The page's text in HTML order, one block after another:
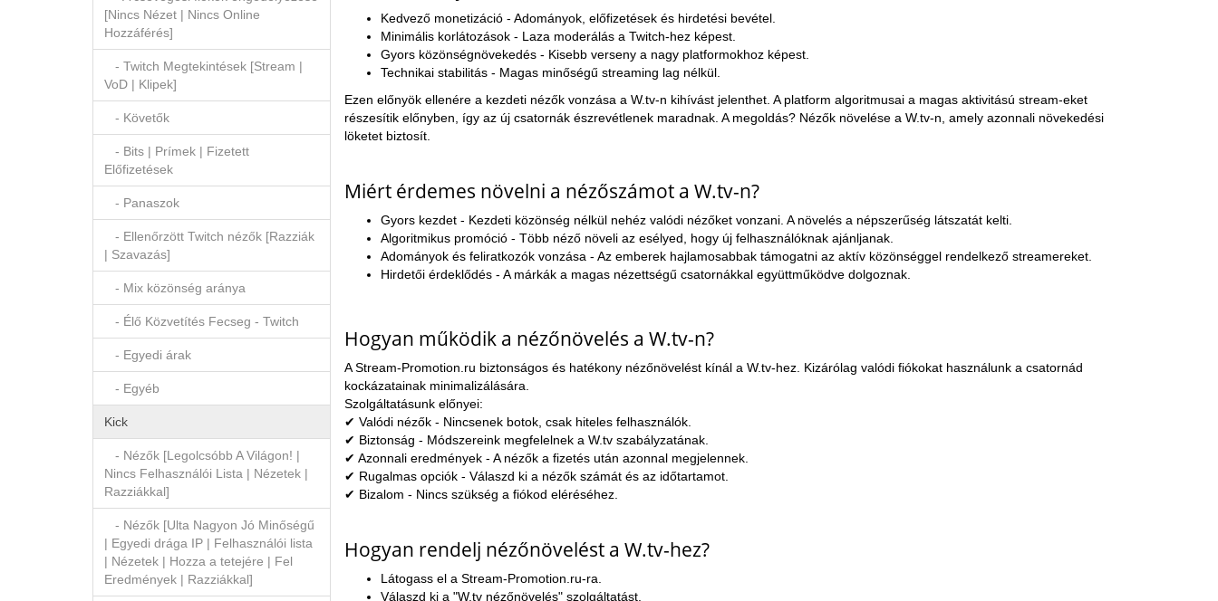
[Nincs Nézet | Nincs Online
Hozzáférés]
- Twitch Megtekintések [Stream |
VoD | Klipek]
- Követők
- Bits | Prímek | Fizetett
Előfizetések
- Panaszok
- Ellenőrzött Twitch nézők [Razziák
| Szavazás]
- Mix közönség aránya
- Élő Közvetítés Fecseg - Twitch
- Egyedi árak
- Egyéb
Kick
- Nézők [Legolcsóbb A Világon! |
Nincs Felhasználói Lista | Nézetek |
Razziákkal]
- Nézők [Ulta Nagyon Jó Minőségű
| Egyedi drága IP | Felhasználói lista
| Nézetek | Hozza a tetejére | Fel
Eredmények | Razziákkal]
Kedvező monetizáció - Adományok, előfizetések és hirdetési bevétel.
Minimális korlátozások - Laza moderálás a Twitch-hez képest.
Gyors közönségnövekedés - Kisebb verseny a nagy platformokhoz képest.
Technikai stabilitás - Magas minőségű streaming lag nélkül.
Ezen előnyök ellenére a kezdeti nézők vonzása a W.tv-n kihívást jelenthet. A platform algoritmusai a magas aktivitású stream-eket
részesítik előnyben, így az új csatornák észrevétlenek maradnak. A megoldás? Nézők növelése a W.tv-n, amely azonnali növekedési
löketet biztosít.
Miért érdemes növelni a nézőszámot a W.tv-n?
Gyors kezdet - Kezdeti közönség nélkül nehéz valódi nézőket vonzani. A növelés a népszerűség látszatát kelti.
Algoritmikus promóció - Több néző növeli az esélyed, hogy új felhasználóknak ajánljanak.
Adományok és feliratkozók vonzása - Az emberek hajlamosabbak támogatni az aktív közönséggel rendelkező streamereket.
Hirdetői érdeklődés - A márkák a magas nézettségű csatornákkal együttműködve dolgoznak.
Hogyan működik a nézőnövelés a W.tv-n?
A Stream-Promotion.ru biztonságos és hatékony nézőnövelést kínál a W.tv-hez. Kizárólag valódi fiókokat használunk a csatornád
kockázatainak minimalizálására.
Szolgáltatásunk előnyei:
✔ Valódi nézők - Nincsenek botok, csak hiteles felhasználók.
✔ Biztonság - Módszereink megfelelnek a W.tv szabályzatának.
✔ Azonnali eredmények - A nézők a fizetés után azonnal megjelennek.
✔ Rugalmas opciók - Válaszd ki a nézők számát és az időtartamot.
✔ Bizalom - Nincs szükség a fiókod eléréséhez.
Hogyan rendelj nézőnövelést a W.tv-hez?
Látogass el a Stream-Promotion.ru-ra.
Válaszd ki a "W.tv nézőnövelés" szolgáltatást.